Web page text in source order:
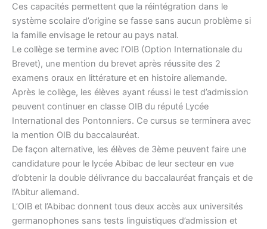
Ces capacités permettent que la réintégration dans le
système scolaire d’origine se fasse sans aucun problème si
la famille envisage le retour au pays natal.
Le collège se termine avec l’OIB (Option Internationale du
Brevet), une mention du brevet après réussite des 2
examens oraux en littérature et en histoire allemande.
Après le collège, les élèves ayant réussi le test d’admission
peuvent continuer en classe OIB du réputé Lycée
International des Pontonniers. Ce cursus se terminera avec
la mention OIB du baccalauréat.
De façon alternative, les élèves de 3ème peuvent faire une
candidature pour le lycée Abibac de leur secteur en vue
d’obtenir la double délivrance du baccalauréat français et de
l’Abitur allemand.
L’OIB et l’Abibac donnent tous deux accès aux universités
germanophones sans tests linguistiques d’admission et